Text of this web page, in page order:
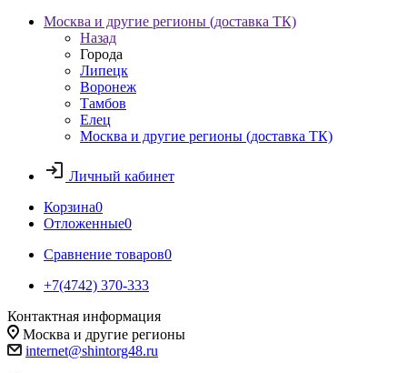
Москва и другие регионы (доставка ТК)
Назад
Города
Липецк
Воронеж
Тамбов
Елец
Москва и другие регионы (доставка ТК)
Личный кабинет
Корзина0
Отложенные0
Сравнение товаров0
+7(4742) 370-333
Контактная информация
Москва и другие регионы
internet@shintorg48.ru